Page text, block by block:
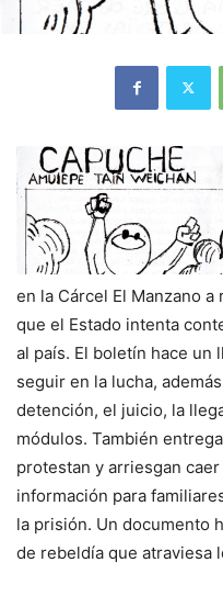
en la Cárcel El Manzano
que el Estado intenta
al país. El boletín hace un
seguir en la lucha,
detención, el juicio, la
módulos. También
protestan y arriesgan
información para
la prisión. Un documento
de rebeldía que atraviesa